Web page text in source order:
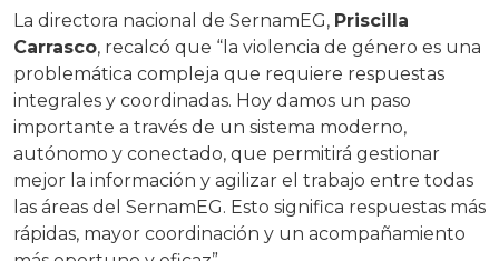
La directora nacional de SernamEG, Priscilla
Carrasco, recalcó que “la violencia de género es una
problemática compleja que requiere respuestas
integrales y coordinadas. Hoy damos un paso
importante a través de un sistema moderno,
autónomo y conectado, que permitirá gestionar
mejor la información y agilizar el trabajo entre todas
las áreas del SernamEG. Esto significa respuestas más
rápidas, mayor coordinación y un acompañamiento